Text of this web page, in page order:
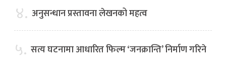
४. अनुसन्धान प्रस्तावना लेखनको महत्व
५. सत्य घटनामा आधारित फिल्म ‘जनक्रान्ति’ निर्माण गरिने